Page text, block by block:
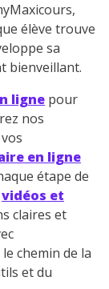
élève trouve
sa
bienveillant.
ligne pour
nos
en ligne
étape de
vidéos et
claires et
chemin de la
et du